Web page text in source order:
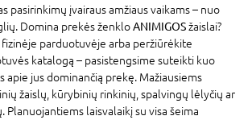
pasirinkimų įvairaus amžiaus vaikams – nuo
Domina prekės ženkloANIMIGOSžaislai?
parduotuvėje arba peržiūrėkite
katalogą – pasistengsime suteikti kuo
apie jus dominančią prekę. Mažiausiems
žaislų, kūrybinių rinkinių, spalvingų lėlyčių ar
Planuojantiems laisvalaikį su visa šeima